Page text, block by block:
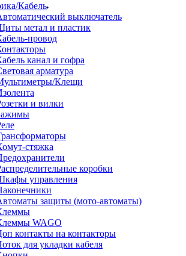
Кабель
выключатель
метал и пластик
провод
канал и гофра
арматура
Клещи
и вилки
стяжка
коробки
управления
защиты (мото-автоматы)
WAGO
контакты на контакторы
для укладки кабеля